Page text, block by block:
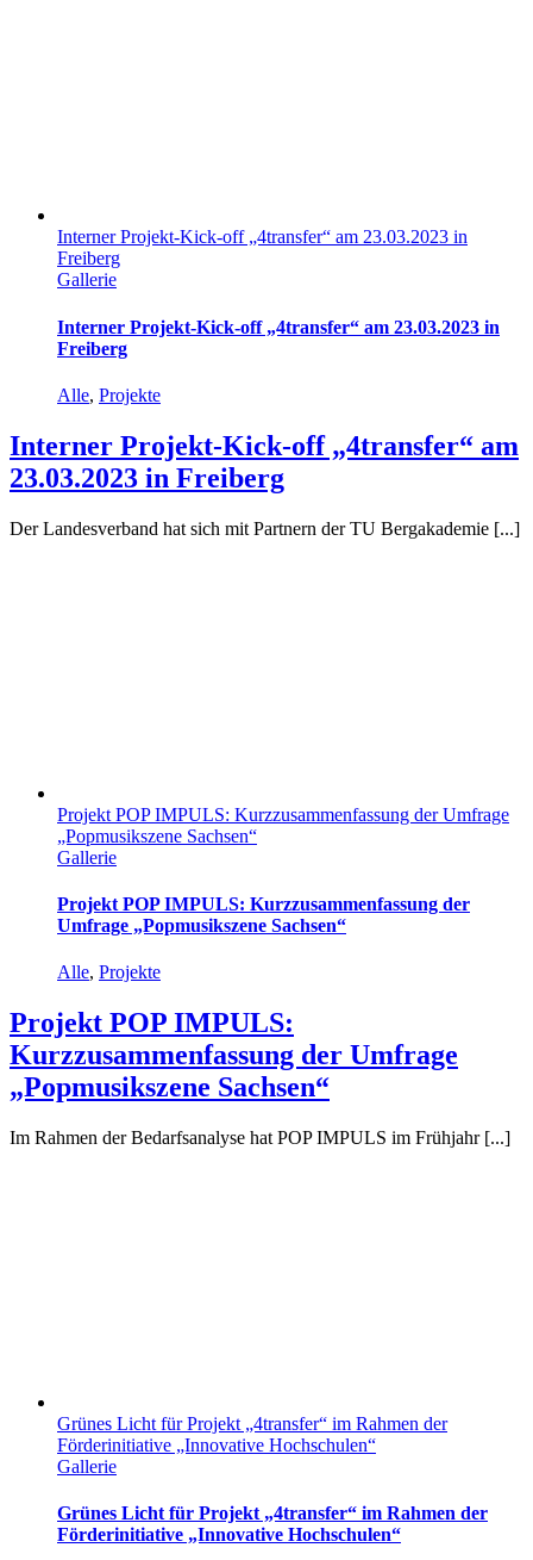
Interner Projekt-Kick-off „4transfer“ am 23.03.2023 in
Freiberg
Gallerie
Interner Projekt-Kick-off „4transfer“ am 23.03.2023 in
Freiberg
Alle, Projekte
Interner Projekt-Kick-off „4transfer“ am
23.03.2023 in Freiberg
Der Landesverband hat sich mit Partnern der TU Bergakademie [...]
Projekt POP IMPULS: Kurzzusammenfassung der Umfrage
„Popmusikszene Sachsen“
Gallerie
Projekt POP IMPULS: Kurzzusammenfassung der
Umfrage „Popmusikszene Sachsen“
Alle, Projekte
Projekt POP IMPULS:
Kurzzusammenfassung der Umfrage
„Popmusikszene Sachsen“
Im Rahmen der Bedarfsanalyse hat POP IMPULS im Frühjahr [...]
Grünes Licht für Projekt „4transfer“ im Rahmen der
Förderinitiative „Innovative Hochschulen“
Gallerie
Grünes Licht für Projekt „4transfer“ im Rahmen der
Förderinitiative „Innovative Hochschulen“